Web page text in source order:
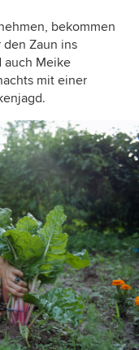
bekommen
Zaun ins
auch Meike
mit einer